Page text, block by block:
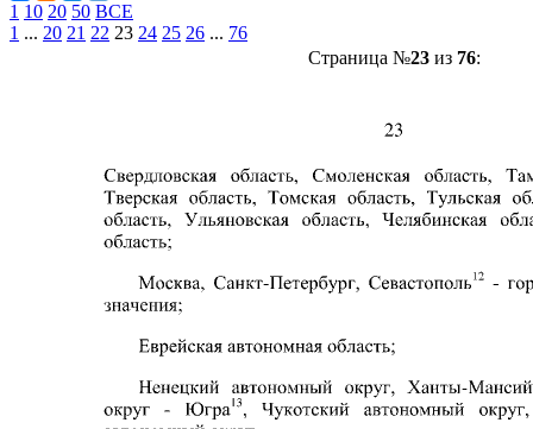
1 10 20 50 ВСЕ
1 ... 20 21 22 23 24 25 26 ... 76
Страница №23из 76: